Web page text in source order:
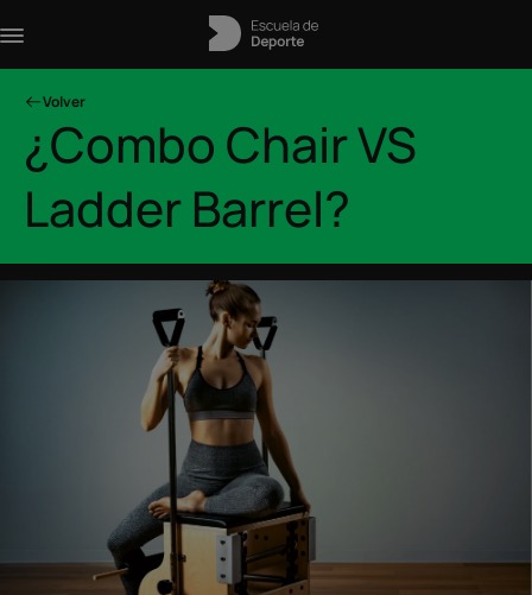
Volver
¿Combo Chair VS
Ladder Barrel?